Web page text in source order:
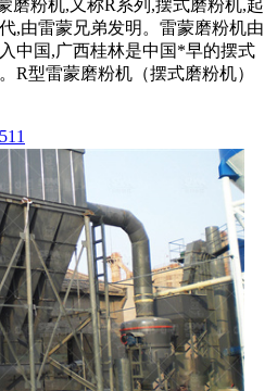
磨粉机,又称R系列,摆式磨粉机,起
,由雷蒙兄弟发明。雷蒙磨粉机由
中国,广西桂林是中国*早的摆式
R型雷蒙磨粉机（摆式磨粉机）